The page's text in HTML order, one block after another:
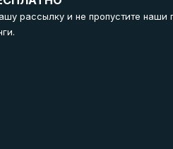
рассылку и не пропустите наши